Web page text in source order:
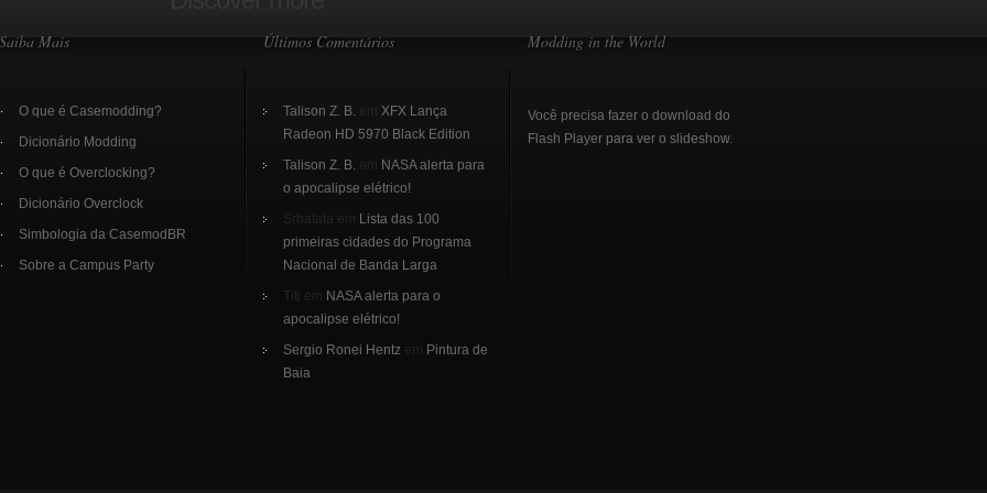
Saiba Mais
O que é Casemodding?
Dicionário Modding
O que é Overclocking?
Dicionário Overclock
Simbologia da CasemodBR
Sobre a Campus Party
Últimos Comentários
Talison Z. B.
XFX Lança
Radeon HD 5970 Black Edition
Talison Z. B.
NASA alerta para
o apocalipse elétrico!
Srbatata em
Lista das 100
primeiras cidades do Programa
Nacional de Banda Larga
Titi em NASA alerta para o
apocalipse elétrico!
Sergio Ronei Hentz em Pintura de
Baia
Modding in the World
Você precisa fazer o download do
Flash Player para ver o slideshow.